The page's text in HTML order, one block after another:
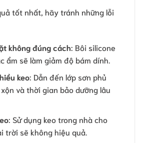
tốt nhất, hãy tránh những lỗi
không đúng cách: Bôi silicone
ẩm sẽ làm giảm độ bám dính.
keo: Dẫn đến lớp sơn phủ
và thời gian bảo dưỡng lâu
: Sử dụng keo trong nhà cho
trời sẽ không hiệu quả.